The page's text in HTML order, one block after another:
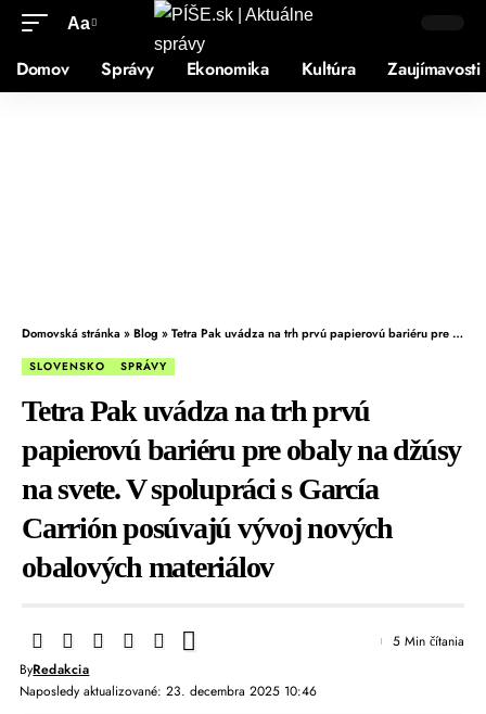
Aa
Domov Správy Ekonomika Kultúra Zaujímavosti
Domovská stránka»Blog »Tetra Pak uvádza na trh prvú papierovú bariéru pre obaly na džúsy na svete. V spolupráci s García Carrión posúvajú vývoj nových obalových materiálov
SLOVENSKO SPRÁVY
Tetra Pak uvádza na trh prvú
papierovú bariéru pre obaly na džúsy
na svete. V spolupráci s García
Carrión posúvajú vývoj nových
obalových materiálov
Naposledy aktualizované: 23. decembra 2025 10:46
ByRedakcia
5 Min čítania